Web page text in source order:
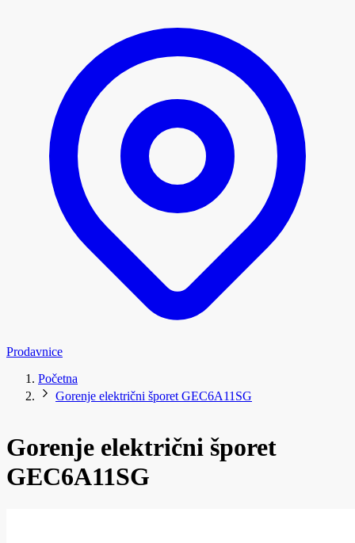
Prodavnice
Početna
Gorenje električni šporet GEC6A11SG
Gorenje električni šporet
GEC6A11SG